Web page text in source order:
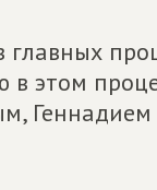
в этом
Геннадием